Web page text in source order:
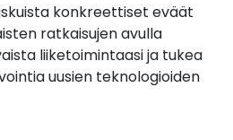
konkreettiset eväät
ratkaisujen avulla
liiketoimintaasi ja tukea
uusien teknologioiden